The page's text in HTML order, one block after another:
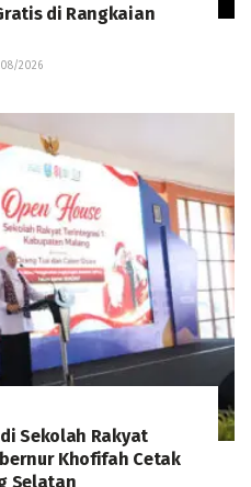
di Rangkaian
2026
Sekolah Rakyat
Khofifah Cetak
Selatan